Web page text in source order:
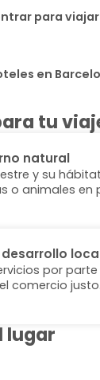
para
en
tu
natural
y su
o animales en
por
comercio justo.
lugar